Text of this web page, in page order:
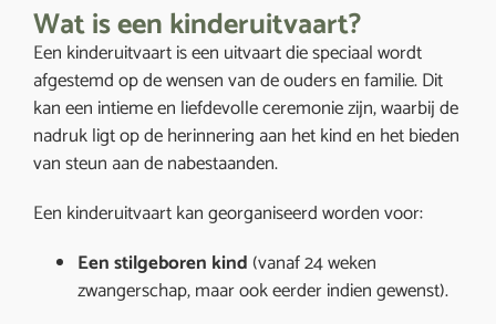
Wat is een kinderuitvaart?
Een kinderuitvaart is een uitvaart die speciaal wordt
afgestemd op de wensen van de ouders en familie. Dit
kan een intieme en liefdevolle ceremonie zijn, waarbij de
nadruk ligt op de herinnering aan het kind en het bieden
van steun aan de nabestaanden.
Een kinderuitvaart kan georganiseerd worden voor:
Een stilgeboren kind(vanaf 24 weken
zwangerschap, maar ook eerder indien gewenst).